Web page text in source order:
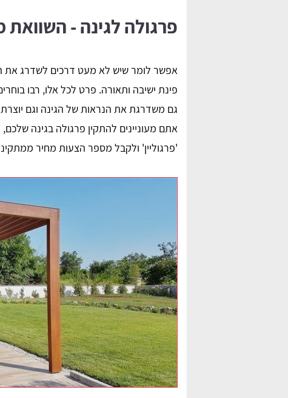
פרגולה לגינה - השוואת
אפשר לומר שיש לא מעט דרכים לשדרג את
פינת ישיבה ותאורה. פרט לכל אלו, רבו
גם משדרגת את הנראות של הגינה וגם
אתם מעוניינים להתקין פרגולה בגינה
'פרגוליין' ולקבל מספר הצעות מחיר
התקנתי פרגולת אלומיניום לאחר שמצאתי מתקין
בפרגוליין, תודה לכם על העזרה ממליצה בחום
על האתר!